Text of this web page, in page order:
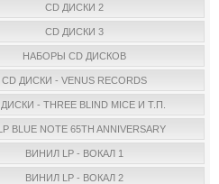
CD ДИСКИ 2
CD ДИСКИ 3
НАБОРЫ CD ДИСКОВ
CD ДИСКИ - VENUS RECORDS
- THREE BLIND MICE И Т.П.
BLUE NOTE 65TH ANNIVERSARY
ВИНИЛ LP - ВОКАЛ 1
ВИНИЛ LP - ВОКАЛ 2